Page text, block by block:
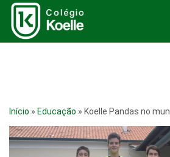
Início » Educação » Koelle Pandas no